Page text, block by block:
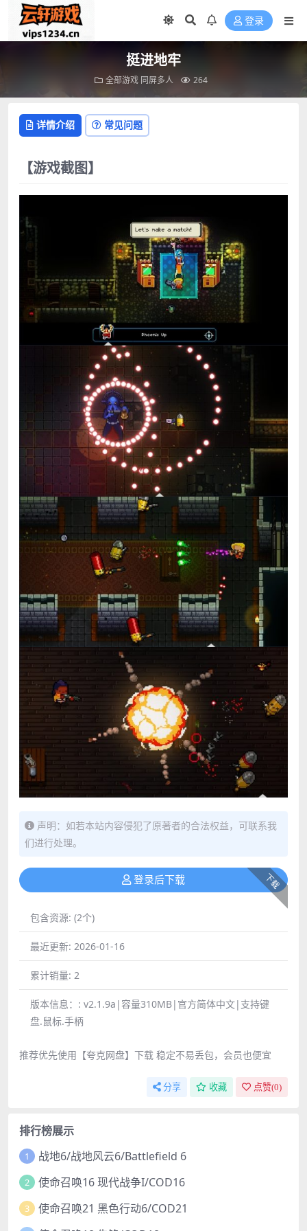
登录
挺进地牢
全部游戏 同屏多人 264
详情介绍 常见问题
【游戏截图】
声明：如若本站内容侵犯了原著者的合法权益，可联系我
们进行处理。
下载
登录后下载
包含资源: (2个)
最近更新: 2026-01-16
累计销量: 2
版本信息：: v2.1.9a|容量310MB|官方简体中文|支持键
盘.鼠标.手柄
推荐优先使用【夸克网盘】下载 稳定不易丢包，会员也便宜
分享 收藏 点赞(0)
排行榜展示
1 战地6/战地风云6/Battlefield 6
2 使命召唤16 现代战争I/COD16
3 使命召唤21 黑色行动6/COD21